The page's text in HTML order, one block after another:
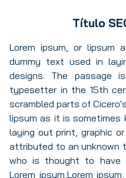
Título
Lorem ipsum, or lipsum
dummy text used in
designs. The passage
typesetter in the 15th
scrambled parts of
lipsum as it is sometimes
laying out print, graphic
attributed to an unknown
who is thought to have
Lorem ipsum,Lorem